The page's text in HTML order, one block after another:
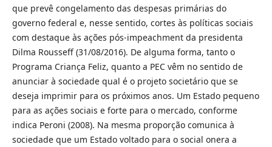
que prevê congelamento das despesas primárias do
governo federal e, nesse sentido, cortes às políticas sociais
com destaque às ações pós-impeachment da presidenta
Dilma Rousseff (31/08/2016). De alguma forma, tanto o
Programa Criança Feliz, quanto a PEC vêm no sentido de
anunciar à sociedade qual é o projeto societário que se
deseja imprimir para os próximos anos. Um Estado pequeno
para as ações sociais e forte para o mercado, conforme
indica Peroni (2008). Na mesma proporção comunica à
sociedade que um Estado voltado para o social onera a